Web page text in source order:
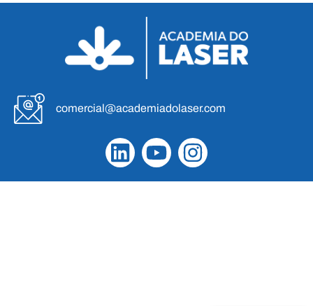
comercial@academiadolaser.com